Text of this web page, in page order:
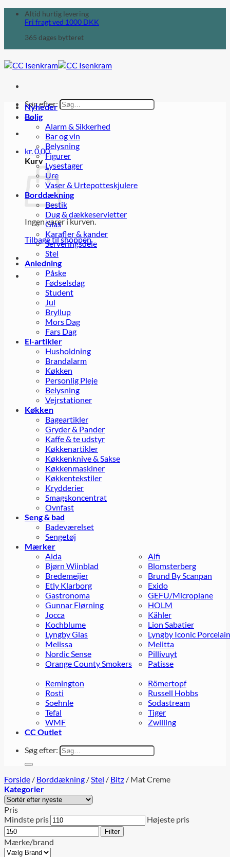
Altid hurtig levering
Fri fragt ved 1000 DKK
365 dages bytteret
Søg efter:
kr.0,00
Kurv
Ingen varer i kurven.
Tilbage til shoppen
Nyheder
Bolig
Alarm & Sikkerhed
Bar og vin
Belysning
Figurer
Lysestager
Ure
Vaser & Urtepotteskjulere
Borddækning
Bestik
Dug & dækkeservietter
Glas
Karafler & kander
Serveringsdele
Stel
Anledning
Påske
Fødselsdag
Student
Jul
Bryllup
Mors Dag
Fars Dag
El-artikler
Husholdning
Brandalarm
Køkken
Personlig Pleje
Belysning
Vejrstationer
Køkken
Bageartikler
Gryder & Pander
Kaffe & te udstyr
Køkkenartikler
Køkkenknive & Sakse
Køkkenmaskiner
Køkkentekstiler
Krydderier
Smagskoncentrat
Ovnfast
Seng & bad
Badeværelset
Sengetøj
Mærker
Aida
Alfi
Bjørn Wiinblad
Blomsterberg
Bredemeijer
Brund By Scanpan
Etly Klarborg
Exido
Gastronoma
GEFU/Microplane
Gunnar Flørning
HOLM
Jocca
Kähler
Kochblume
Lion Sabatier
Lyngby Glas
Lyngby Iconic Porcelain
Melissa
Melitta
Nordic Sense
Pillivuyt
Orange County Smokers
Patisse
Remington
Römertopf
Rosti
Russell Hobbs
Soehnle
Sodastream
Tefal
Tiger
WMF
Zwilling
CC Outlet
Søg efter:
Forside / Borddækning /Stel / Bitz / Mat Creme
Kategorier
Pris
Mindste pris
Højeste pris
Filter
Mærke/brand